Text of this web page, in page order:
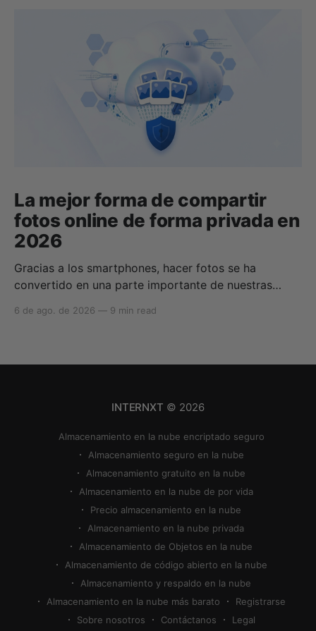
La mejor forma de compartir
fotos online de forma privada en
2026
Gracias a los smartphones, hacer fotos se ha
convertido en una parte importante de nuestras
familiares. Gracias a los servicios de almacenamiento
6 de ago. de 2026 — 9 min read
INTERNXT © 2026
Almacenamiento en la nube encriptado seguro
Almacenamiento seguro en la nube
Almacenamiento gratuito en la nube
Almacenamiento en la nube de por vida
Precio almacenamiento en la nube
Almacenamiento en la nube privada
Almacenamiento de Objetos en la nube
Almacenamiento de código abierto en la nube
Almacenamiento y respaldo en la nube
Almacenamiento en la nube más barato
Registrarse
Sobre nosotros
Contáctanos Legal